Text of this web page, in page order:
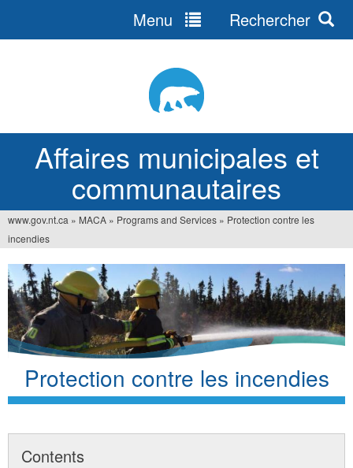
Affaires municipales et
communautaires
Menu Rechercher
Vous
êtes
ici
www.gov.nt.ca » MACA » Programs and Services » Protection contre les
incendies
Protection contre les incendies
Contents